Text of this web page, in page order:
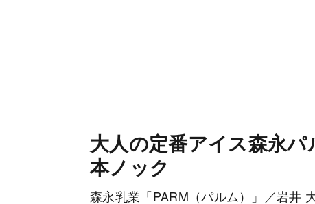
大人の定番アイス森永
本ノック
森永乳業「PARM（パルム）」／岩井